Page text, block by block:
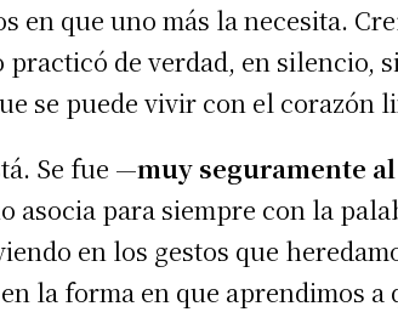
en que uno más la necesita.
de verdad, en silencio,
se puede vivir con el corazón
Se fue —muy seguramente
asocia para siempre con la
en los gestos que
la forma en que aprendimos a